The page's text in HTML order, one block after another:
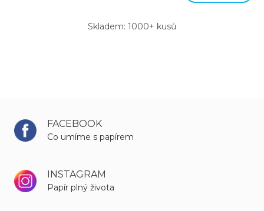
Skladem: 1000+ kusů
FACEBOOK
Co umíme s papírem
INSTAGRAM
Papír plný života